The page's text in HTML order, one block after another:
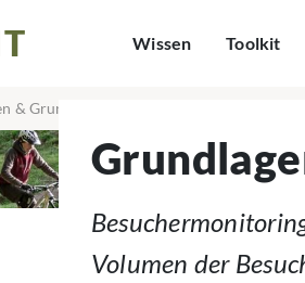
Wissen Toolkit
& Grundlagen
Volumen der